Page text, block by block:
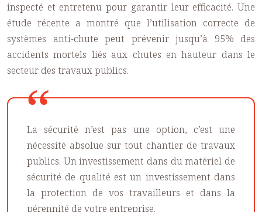
inspecté et entretenu pour garantir leur efficacité. Une
étude récente a montré que l’utilisation correcte de
systèmes anti-chute peut prévenir jusqu’à 95% des
accidents mortels liés aux chutes en hauteur dans le
secteur des travaux publics.
La sécurité n’est pas une option, c’est une
nécessité absolue sur tout chantier de travaux
publics. Un investissement dans du matériel de
sécurité de qualité est un investissement dans
la protection de vos travailleurs et dans la
pérennité de votre entreprise.